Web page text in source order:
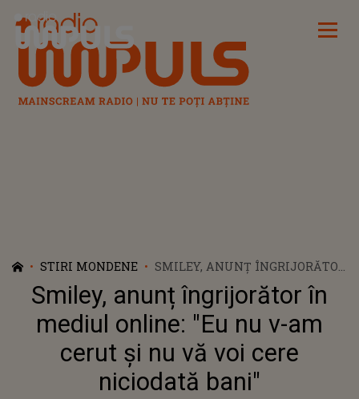
Radio Impuls
STIRI MONDENE
SMILEY, ANUNȚ ÎNGRIJORĂTOR
ÎN MEDIUL ONLINE: "EU NU V-
AM CERUT ȘI NU VĂ VOI CERE
NICIODATĂ BANI"
Smiley, anunț îngrijorător în
mediul online: "Eu nu v-am
cerut și nu vă voi cere
niciodată bani"